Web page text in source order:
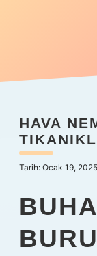
Anasayfa
Yasal Uyarı
Hakkımızda
HAVA
Tarih: Ocak 19, 2025